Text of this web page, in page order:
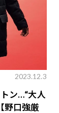
2023.12.3
ン…“大人
野口強厳